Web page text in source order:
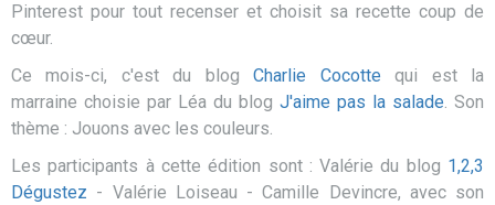
Pinterest pour tout recenser et choisit sa recette coup de
cœur.
Ce mois-ci, c'est du blogCharlie Cocotte qui est la
marraine choisie par Léa du blog J'aime pas la salade. Son
thème : Jouons avec les couleurs.
Les participants à cette édition sont : Valérie du blog 1,2,3
Dégustez - Valérie Loiseau - Camille Devincre, avec son